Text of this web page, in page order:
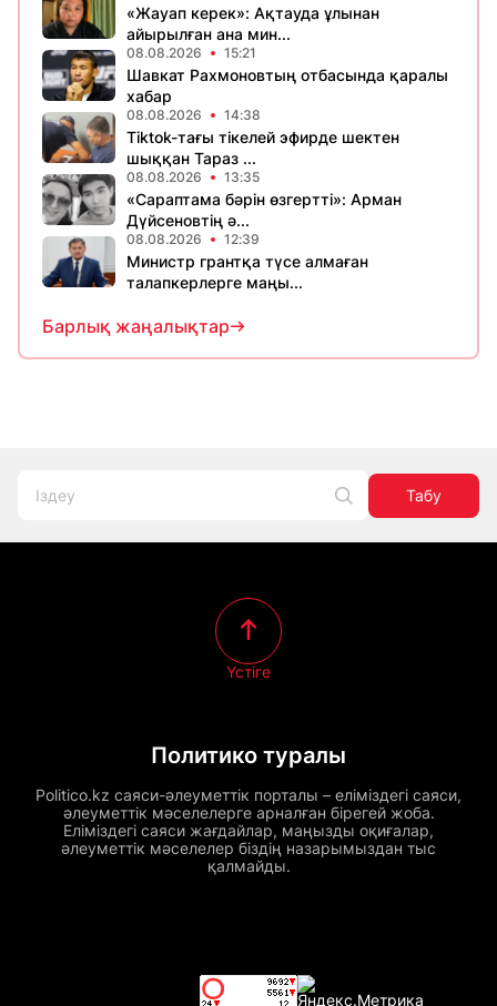
«Жауап керек»: Ақтауда ұлынан
айырылған ана мин...
08.08.2026 15:21
Шавкат Рахмоновтың отбасында қаралы
хабар
08.08.2026 14:38
Tiktok-тағы тікелей эфирде шектен
шыққан Тараз ...
08.08.2026 13:35
«Сараптама бәрін өзгертті»: Арман
Дүйсеновтің ә...
08.08.2026 12:39
Министр грантқа түсе алмаған
талапкерлерге маңы...
Барлық жаңалықтар
Табу
Политико туралы
Politico.kz саяси-әлеуметтік порталы – еліміздегі саяси,
әлеуметтік мәселелерге арналған бірегей жоба.
Еліміздегі саяси жағдайлар, маңызды оқиғалар,
әлеуметтік мәселелер біздің назарымыздан тыс
қалмайды.
Үстіге